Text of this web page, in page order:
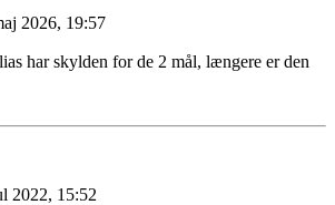
2026, 19:57
har skylden for de 2 mål, længere er den
2022, 15:52